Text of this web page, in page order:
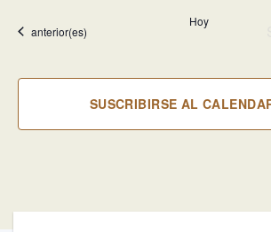
fecha.
Eventos
anterior(es)
Hoy
SUSCRIBIRSE AL